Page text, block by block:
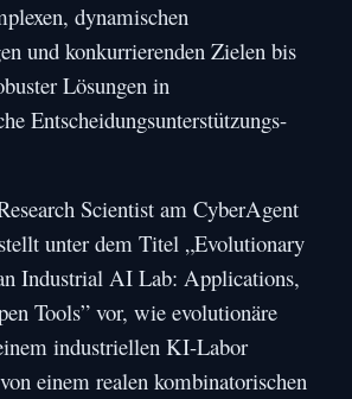
dynamischen
und konkurrierenden Zielen bis
Lösungen in
Entscheidungsunterstützungs-
Scientist am CyberAgent
unter dem Titel „Evolutionary
Industrial AI Lab: Applications,
Tools” vor, wie evolutionäre
industriellen KI-Labor
einem realen kombinatorischen